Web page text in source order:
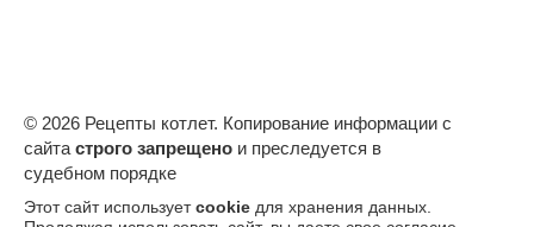
© 2026 Рецепты котлет. Копирование информации с
сайта строго запрещено и преследуется в
судебном порядке
Этот сайт использует cookie для хранения данных.